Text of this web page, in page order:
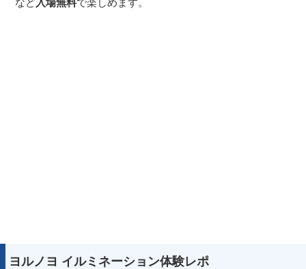
など入場無料で楽しめます。
ヨルノヨ イルミネーション体験レポ